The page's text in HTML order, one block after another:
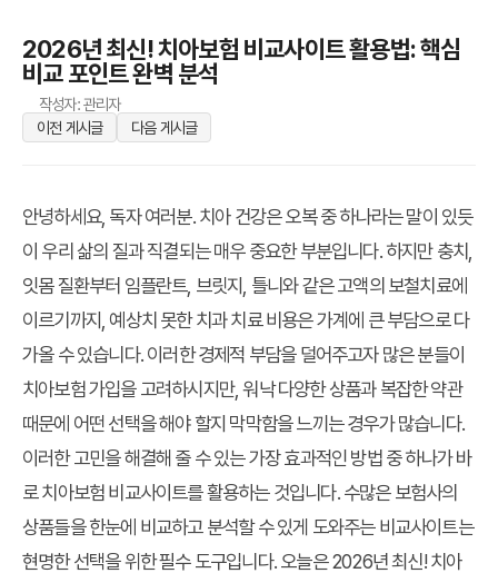
2026년 최신! 치아보험 비교사이트 활용법: 핵심
비교 포인트 완벽 분석
작성자: 관리자
이전 게시글
다음 게시글
안녕하세요, 독자 여러분. 치아 건강은 오복 중 하나라는 말이 있듯
이 우리 삶의 질과 직결되는 매우 중요한 부분입니다. 하지만 충치,
잇몸 질환부터 임플란트, 브릿지, 틀니와 같은 고액의 보철치료에
이르기까지, 예상치 못한 치과 치료 비용은 가계에 큰 부담으로 다
가올 수 있습니다. 이러한 경제적 부담을 덜어주고자 많은 분들이
치아보험 가입을 고려하시지만, 워낙 다양한 상품과 복잡한 약관
때문에 어떤 선택을 해야 할지 막막함을 느끼는 경우가 많습니다.
이러한 고민을 해결해 줄 수 있는 가장 효과적인 방법 중 하나가 바
로 치아보험 비교사이트를 활용하는 것입니다. 수많은 보험사의
상품들을 한눈에 비교하고 분석할 수 있게 도와주는 비교사이트는
현명한 선택을 위한 필수 도구입니다. 오늘은2026년 최신! 치아